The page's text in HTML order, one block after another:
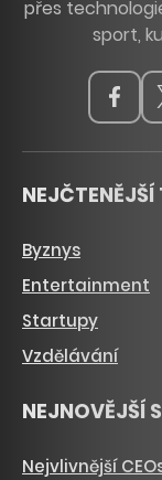
přes
sport,
Byznys
Entertainment
Startupy
Vzdělávání
NEJNOVĚJŠÍ
Nejvlivnější